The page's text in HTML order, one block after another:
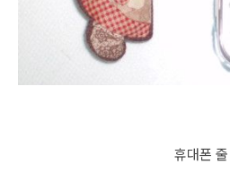
휴대폰 줄